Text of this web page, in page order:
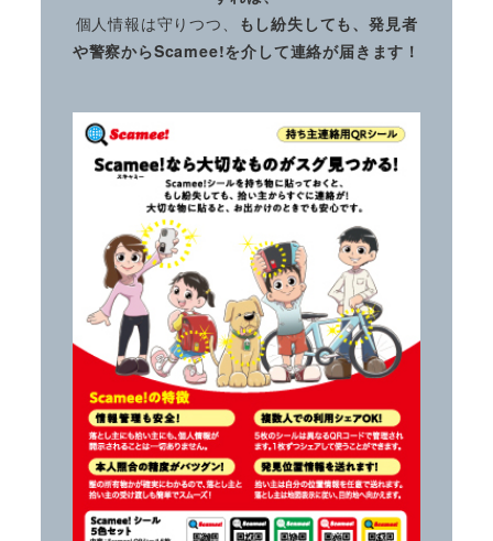
個人情報は守りつつ、
もし紛失しても、発見者
や警察からScamee!を介して連絡が届きます！